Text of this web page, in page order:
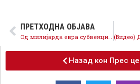
ПРЕТХОДНА ОБЈАВА
Назад кон Прес